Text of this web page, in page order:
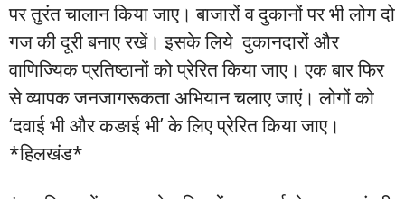
पर तुरंत चालान किया जाए। बाजारों व दुकानों पर भी लोग दो
गज की दूरी बनाए रखें। इसके लिये दुकानदारों और
वाणिज्यिक प्रतिष्ठानों को प्रेरित किया जाए। एक बार फिर
से व्यापक जनजागरूकता अभियान चलाए जाएं। लोगों को
‘दवाई भी और कङाई भी’ के लिए प्रेरित किया जाए।
*हिलखंड*